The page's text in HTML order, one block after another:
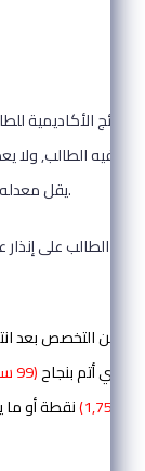
فيه الطالب, ولا
يقلنقطتين في أي من الفصلين الدراسيين الأول والثاني.
الطالب على إنذار
من التخصص بعد
الذي أتم بنجاح(99 ساعة)
نقطة أو